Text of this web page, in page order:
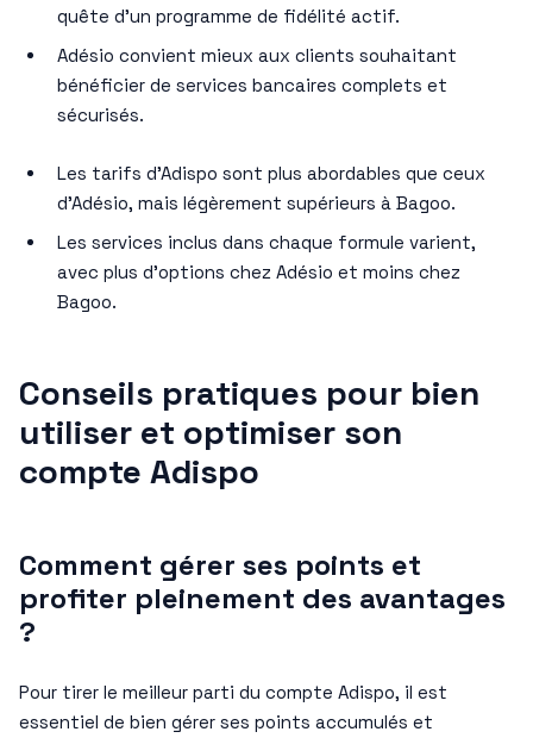
quête d’un programme de fidélité actif.
Adésio convient mieux aux clients souhaitant
bénéficier de services bancaires complets et
sécurisés.
Les tarifs d’Adispo sont plus abordables que ceux
d’Adésio, mais légèrement supérieurs à Bagoo.
Les services inclus dans chaque formule varient,
avec plus d’options chez Adésio et moins chez
Bagoo.
Conseils pratiques pour bien
utiliser et optimiser son
compte Adispo
Comment gérer ses points et
profiter pleinement des avantages
?
Pour tirer le meilleur parti du compte Adispo, il est
essentiel de bien gérer ses points accumulés et